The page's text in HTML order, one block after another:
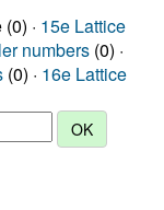
· 15e Lattice
numbers (0) ·
(0) · 16e Lattice